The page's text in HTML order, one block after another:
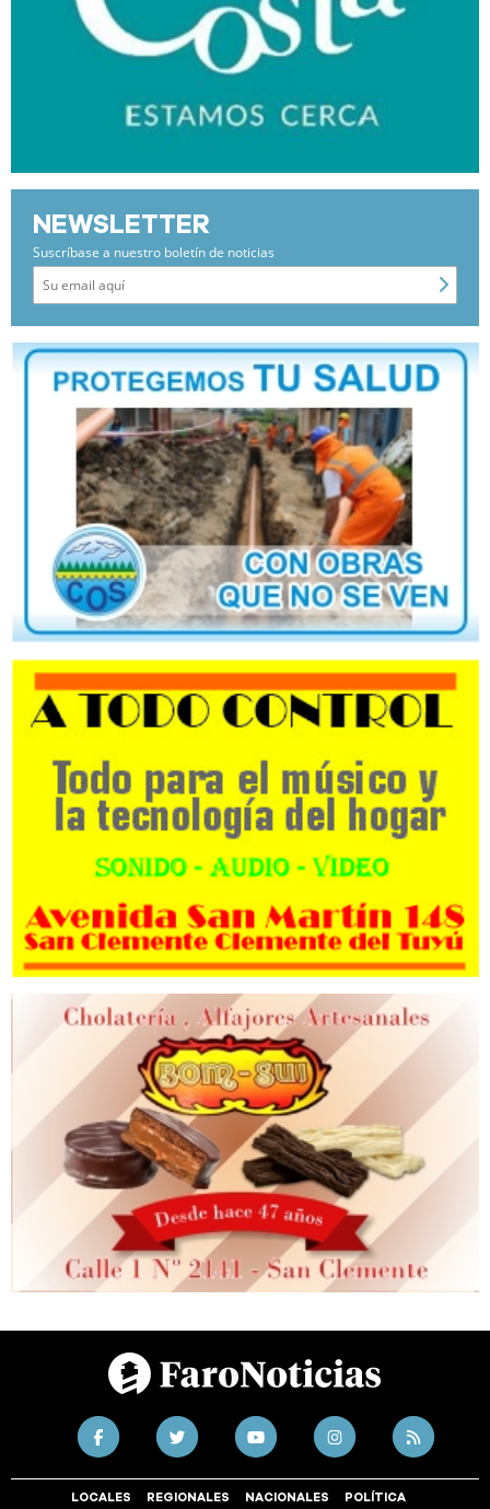
NEWSLETTER
Suscríbase a nuestro boletín de noticias
LOCALES REGIONALES NACIONALES POLÍTICA